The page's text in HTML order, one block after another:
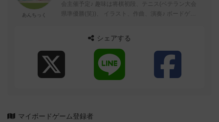
あんちっく
会主催予定♪ 趣味は将棋初段、テニス(ベテラン大会
県準優勝(笑))、 イラスト、作曲、演奏♪ ボードゲー
シェアする
マイボードゲーム登録者